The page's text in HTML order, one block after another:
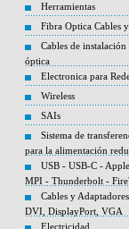
Herramientas
Fibra Optica Cables
Cables de
óptica
Electronica para
Wireless
SAIs
Sistema de
para la alimentación
USB - USB-C -
MPI - Thunderbolt -
Cables y
DVI, DisplayPort, VGA
Electricidad